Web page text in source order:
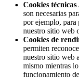
Cookies técnicas
son necesarias
por ejemplo, para
nuestro sitio web
Cookies de
permiten
nuestro sitio web
mismo mientras
funcionamiento